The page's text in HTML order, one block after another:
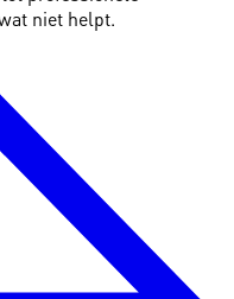
niet helpt.